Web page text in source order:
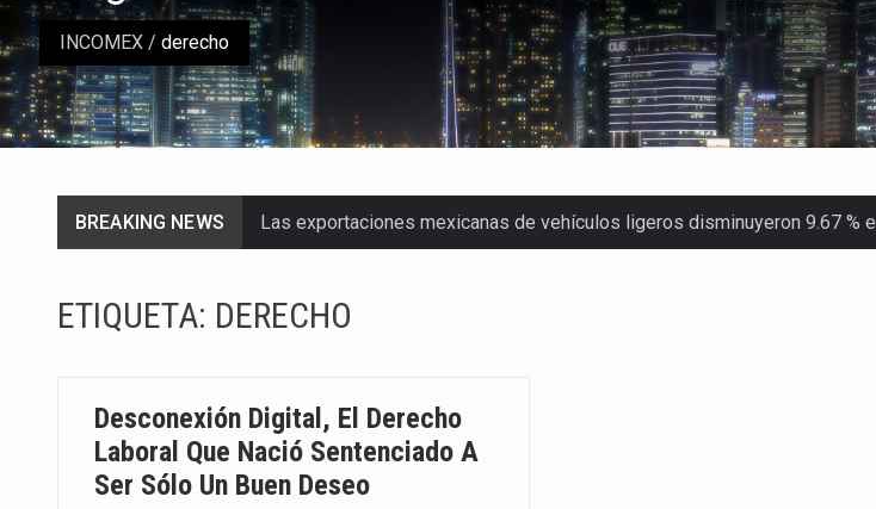
INCOMEX / derecho
BREAKING NEWS Las exportaciones mexicanas de vehículos ligeros disminuyeron 9.67 %
La Coalition for a Prosperous America (CPA) solicitó al gobierno de
Ante la suspensión temporal de las inspecciones sanitarias del
Los créditos fiscales determinados a empresas IMMEX rara vez nacen
ETIQUETA: DERECHO
Desconexión Digital, El Derecho
Laboral Que Nació Sentenciado A
Ser Sólo Un Buen Deseo